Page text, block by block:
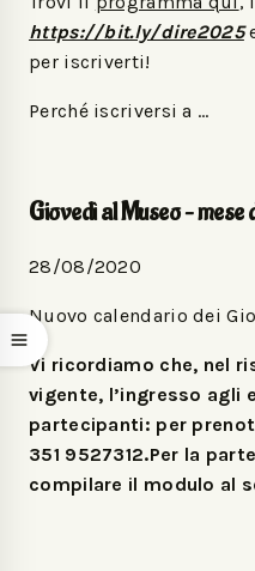
https://bit.ly/dire2025
per iscriverti!
Perché iscriversi a …
Giovedì al Museo – mese
28/08/2020
Nuovo calendario dei
Vi ricordiamo che, nel
vigente, l’ingresso agli
partecipanti: per
351 9527312.Per la
compilare il modulo al